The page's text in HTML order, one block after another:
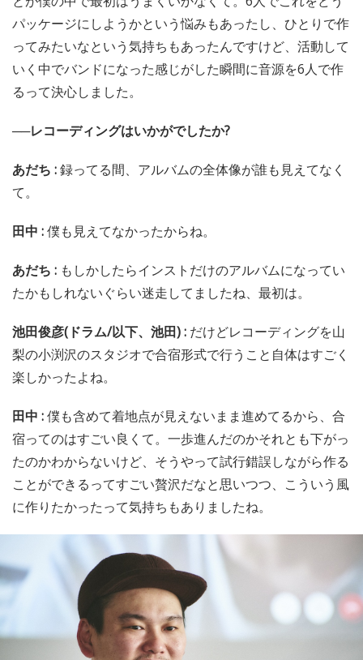
パッケージにしようかという悩みもあったし、ひとりで作
ってみたいなという気持ちもあったんですけど、活動して
いく中でバンドになった感じがした瞬間に音源を6人で作
るって決心しました。
──レコーディングはいかがでしたか?
あだち :録ってる間、アルバムの全体像が誰も見えてなく
て。
田中 :僕も見えてなかったからね。
あだち : もしかしたらインストだけのアルバムになってい
たかもしれないぐらい迷走してましたね、最初は。
池田俊彦(ドラム/以下、池田) : だけどレコーディングを山
梨の小渕沢のスタジオで合宿形式で行うこと自体はすごく
楽しかったよね。
田中 :僕も含めて着地点が見えないまま進めてるから、合
宿ってのはすごい良くて。一歩進んだのかそれとも下がっ
たのかわからないけど、そうやって試行錯誤しながら作る
ことができるってすごい贅沢だなと思いつつ、こういう風
に作りたかったって気持ちもありましたね。